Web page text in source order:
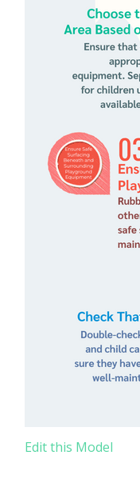
Edit this Model